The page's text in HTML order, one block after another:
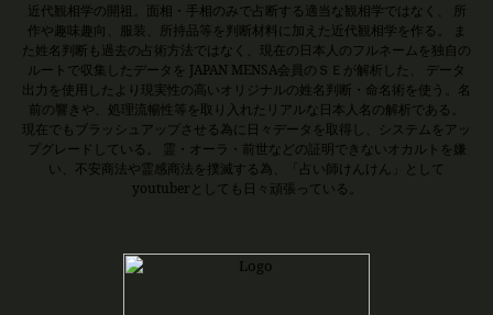
近代観相学の開祖。面相・手相のみで占断する適当な観相学ではなく、 所
作や趣味趣向、服装、所持品等を判断材料に加えた近代観相学を作る。 ま
た姓名判断も過去の占術方法ではなく、現在の日本人のフルネームを独自の
ルートで収集したデータを JAPAN MENSA会員のＳＥが解析した、 データ
出力を使用したより現実性の高いオリジナルの姓名判断・命名術を使う。名
前の響きや、処理流暢性等を取り入れたリアルな日本人名の解析である。
現在でもブラッシュアップさせる為に日々データを取得し、システムをアッ
プグレードしている。 霊・オーラ・前世などの証明できないオカルトを嫌
い、不安商法や霊感商法を撲滅する為、「占い師けんけん」として
youtuberとしても日々頑張っている。